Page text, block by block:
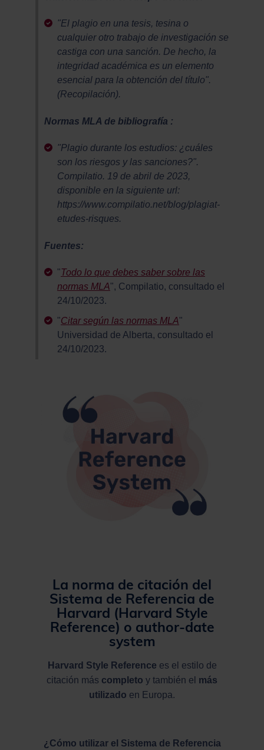
"El plagio en una tesis, tesina o
cualquier otro trabajo de investigación se
castiga con una sanción. De hecho, la
integridad académica es un elemento
esencial para la obtención del título".
(Recopilación).
Normas MLA de bibliografía :
"Plagio durante los estudios: ¿cuáles
son los riesgos y las sanciones?".
Compilatio. 19 de abril de 2023,
disponible en la siguiente url:
https://www.compilatio.net/blog/plagiat-
etudes-risques.
Fuentes:
"Todo lo que debes saber sobre las
normas MLA", Compilatio, consultado el
24/10/2023.
"Citar según las normas MLA"
Universidad de Alberta, consultado el
24/10/2023.
La norma de citación del
Sistema de Referencia de
Harvard (Harvard Style
Reference) o author-date
system
Harvard Style Reference es el estilo de
citación más completo y también el más
utilizado en Europa.
¿Cómo utilizar el Sistema de Referencia